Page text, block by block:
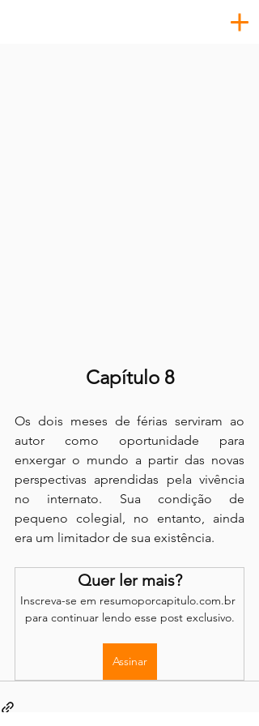
Capítulo 8
Os dois meses de férias serviram ao
autor como oportunidade para
enxergar o mundo a partir das novas
perspectivas aprendidas pela vivência
no internato. Sua condição de
pequeno colegial, no entanto, ainda
era um limitador de sua existência.
Quer ler mais?
Inscreva-se em resumoporcapitulo.com.br
para continuar lendo esse post exclusivo.
Assinar